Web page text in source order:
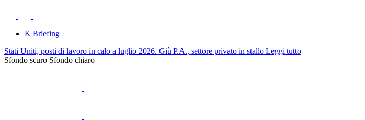
K Briefing
Stati Uniti, posti di lavoro in calo a luglio 2026. Giù P.A., settore privato in stallo Leggi tutto
Sfondo scuro Sfondo chiaro